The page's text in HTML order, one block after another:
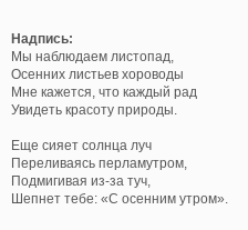
Надпись:
Мы наблюдаем листопад,
Осенних листьев хороводы
Мне кажется, что каждый рад
Увидеть красоту природы.
Еще сияет солнца луч
Переливаясь перламутром,
Подмигивая из-за туч,
Шепнет тебе: «С осенним утром».